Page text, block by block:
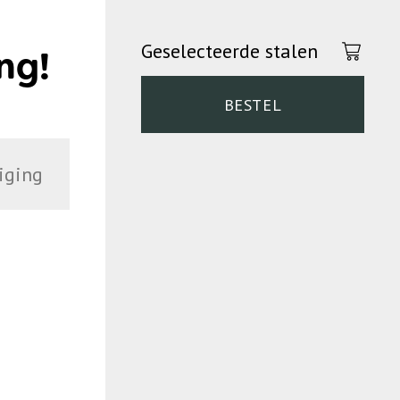
Geselecteerde stalen
BESTEL